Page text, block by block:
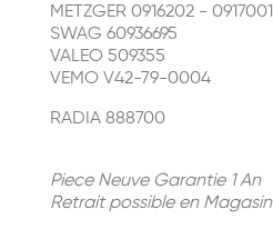
METZGER 0916202 - 0917001
SWAG 60936695
VALEO 509355
VEMO V42-79-0004
RADIA 888700
Piece Neuve Garantie 1 An
Retrait possible en Magasin